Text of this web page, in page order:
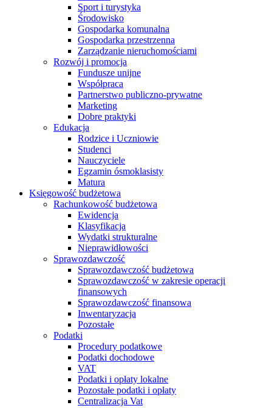
Sport i turystyka
Środowisko
Gospodarka komunalna
Gospodarka przestrzenna
Zarządzanie nieruchomościami
Rozwój i promocja
Fundusze unijne
Współpraca
Partnerstwo publiczno-prywatne
Marketing
Dobre praktyki
Edukacja
Rodzice i Uczniowie
Studenci
Nauczyciele
Egzamin ósmoklasisty
Matura
Księgowość budżetowa
Rachunkowość budżetowa
Ewidencja
Klasyfikacja
Wydatki strukturalne
Nieprawidłowości
Sprawozdawczość
Sprawozdawczość budżetowa
Sprawozdawczość w zakresie operacji
finansowych
Sprawozdawczość finansowa
Inwentaryzacja
Pozostałe
Podatki
Procedury podatkowe
Podatki dochodowe
VAT
Podatki i opłaty lokalne
Pozostałe podatki i opłaty
Centralizacja Vat